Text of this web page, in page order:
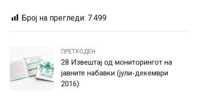
Број на прегледи: 7.499
ПРЕТХОДЕН
28 Извештај од мониторингот на
јавните набавки (јули-декември
2016)